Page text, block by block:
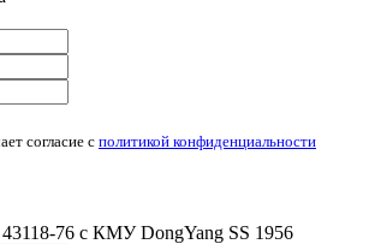
согласие с политикой конфиденциальности
76 с КМУ DongYang SS 1956